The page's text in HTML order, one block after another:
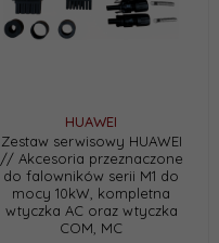
HUAWEI
Zestaw serwisowy HUAWEI
// Akcesoria przeznaczone
do falowników serii M1 do
mocy 10kW, kompletna
wtyczka AC oraz wtyczka
COM, MC